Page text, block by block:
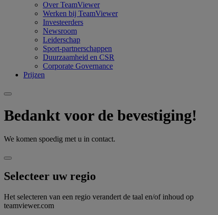
Over TeamViewer
Werken bij TeamViewer
Investeerders
Newsroom
Leiderschap
Sport-partnerschappen
Duurzaamheid en CSR
Corporate Governance
Prijzen
Bedankt voor de bevestiging!
We komen spoedig met u in contact.
Selecteer uw regio
Het selecteren van een regio verandert de taal en/of inhoud op
teamviewer.com